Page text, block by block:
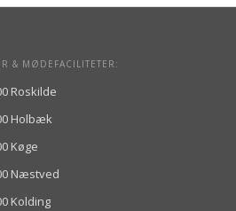
& MØDEFACILITETER:
Roskilde
Holbæk
Køge
Næstved
Kolding